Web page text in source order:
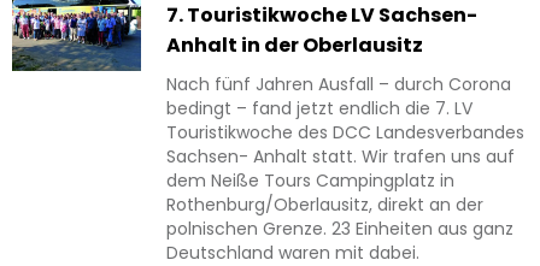
7. Touristikwoche LV Sachsen-
Anhalt in der Oberlausitz
Nach fünf Jahren Ausfall – durch Corona
bedingt – fand jetzt endlich die 7. LV
Touristikwoche des DCC Landesverbandes
Sachsen- Anhalt statt. Wir trafen uns auf
dem Neiße Tours Campingplatz in
Rothenburg/Oberlausitz, direkt an der
polnischen Grenze. 23 Einheiten aus ganz
Deutschland waren mit dabei.